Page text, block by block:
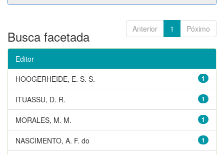
Anterior 1 Póximo
Busca facetada
Editor
1
HOOGERHEIDE, E. S. S.
1
ITUASSU, D. R.
1
MORALES, M. M.
1
NASCIMENTO, A. F. do